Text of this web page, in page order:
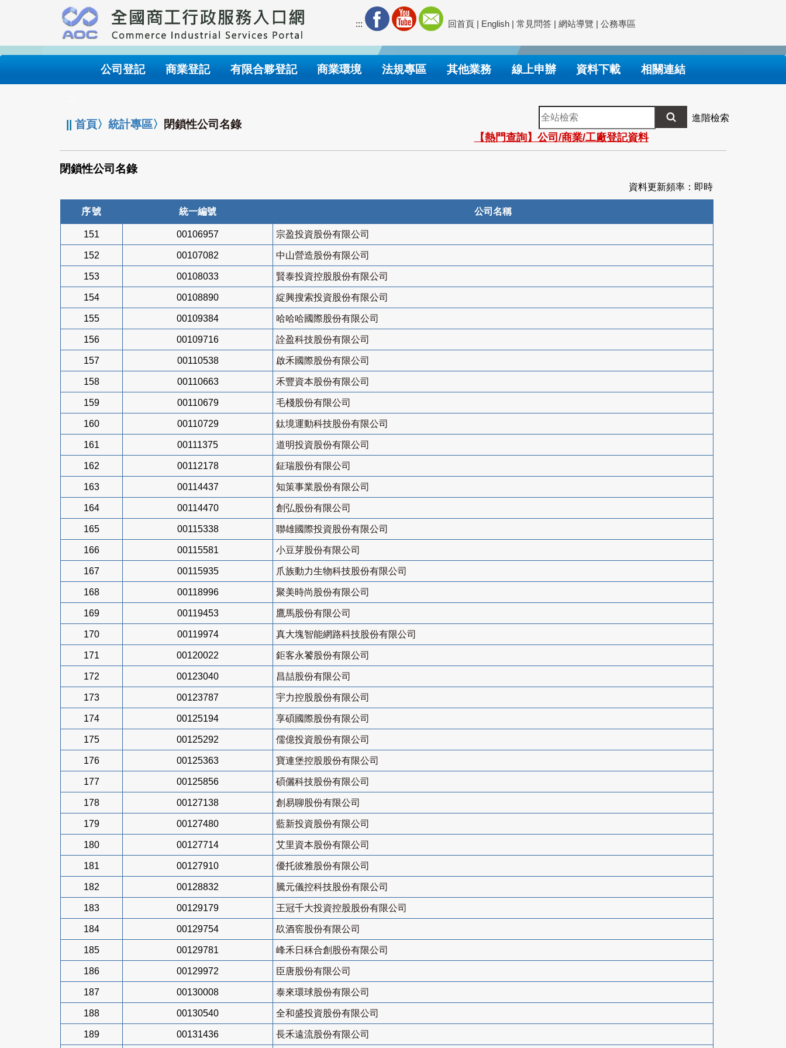
要
內
::: 回首頁 | English | 常見問答 | 網站導覽 | 公務專區
公司登記 商業登記 有限合夥登記 商業環境 法規專區 其他業務 線上申辦 資料下載 相關連結
||首頁〉統計專區〉 閉鎖性公司名錄
全
站
檢
索
進階檢索
【熱門查詢】公司/商業/工廠登記資料
閉鎖性公司名錄
資料更新頻率：即時
序號 統一編號 公司名稱
151 00106957 宗盈投資股份有限公司
152 00107082 中山營造股份有限公司
153 00108033 賢泰投資控股股份有限公司
154 00108890 綻興搜索投資股份有限公司
155 00109384 哈哈哈國際股份有限公司
156 00109716 詮盈科技股份有限公司
157 00110538 啟禾國際股份有限公司
158 00110663 禾豐資本股份有限公司
159 00110679 毛棧股份有限公司
160 00110729 鈦境運動科技股份有限公司
161 00111375 道明投資股份有限公司
162 00112178 鉦瑞股份有限公司
163 00114437 知策事業股份有限公司
164 00114470 創弘股份有限公司
165 00115338 聯雄國際投資股份有限公司
166 00115581 小豆芽股份有限公司
167 00115935 爪族動力生物科技股份有限公司
168 00118996 聚美時尚股份有限公司
169 00119453 鷹馬股份有限公司
170 00119974 真大塊智能網路科技股份有限公司
171 00120022 鉅客永饕股份有限公司
172 00123040 昌喆股份有限公司
173 00123787 宇力控股股份有限公司
174 00125194 享碩國際股份有限公司
175 00125292 儒億投資股份有限公司
176 00125363 寶連堡控股股份有限公司
177 00125856 碩儷科技股份有限公司
178 00127138 創易聊股份有限公司
179 00127480 藍新投資股份有限公司
180 00127714 艾里資本股份有限公司
181 00127910 優托彼雅股份有限公司
182 00128832 騰元儀控科技股份有限公司
183 00129179 王冠千大投資控股股份有限公司
184 00129754 镹酒窖股份有限公司
185 00129781 峰禾日秝合創股份有限公司
186 00129972 臣唐股份有限公司
187 00130008 泰來環球股份有限公司
188 00130540 全和盛投資股份有限公司
189 00131436 長禾遠流股份有限公司